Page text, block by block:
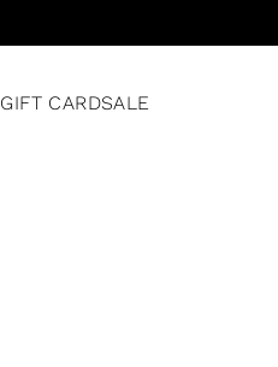
GIFT CARDSALE